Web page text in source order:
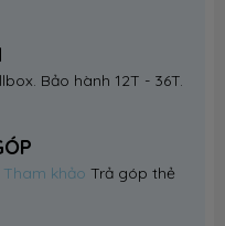
Bảo hành 12T - 36T.
Tham khảoTrả góp thẻ